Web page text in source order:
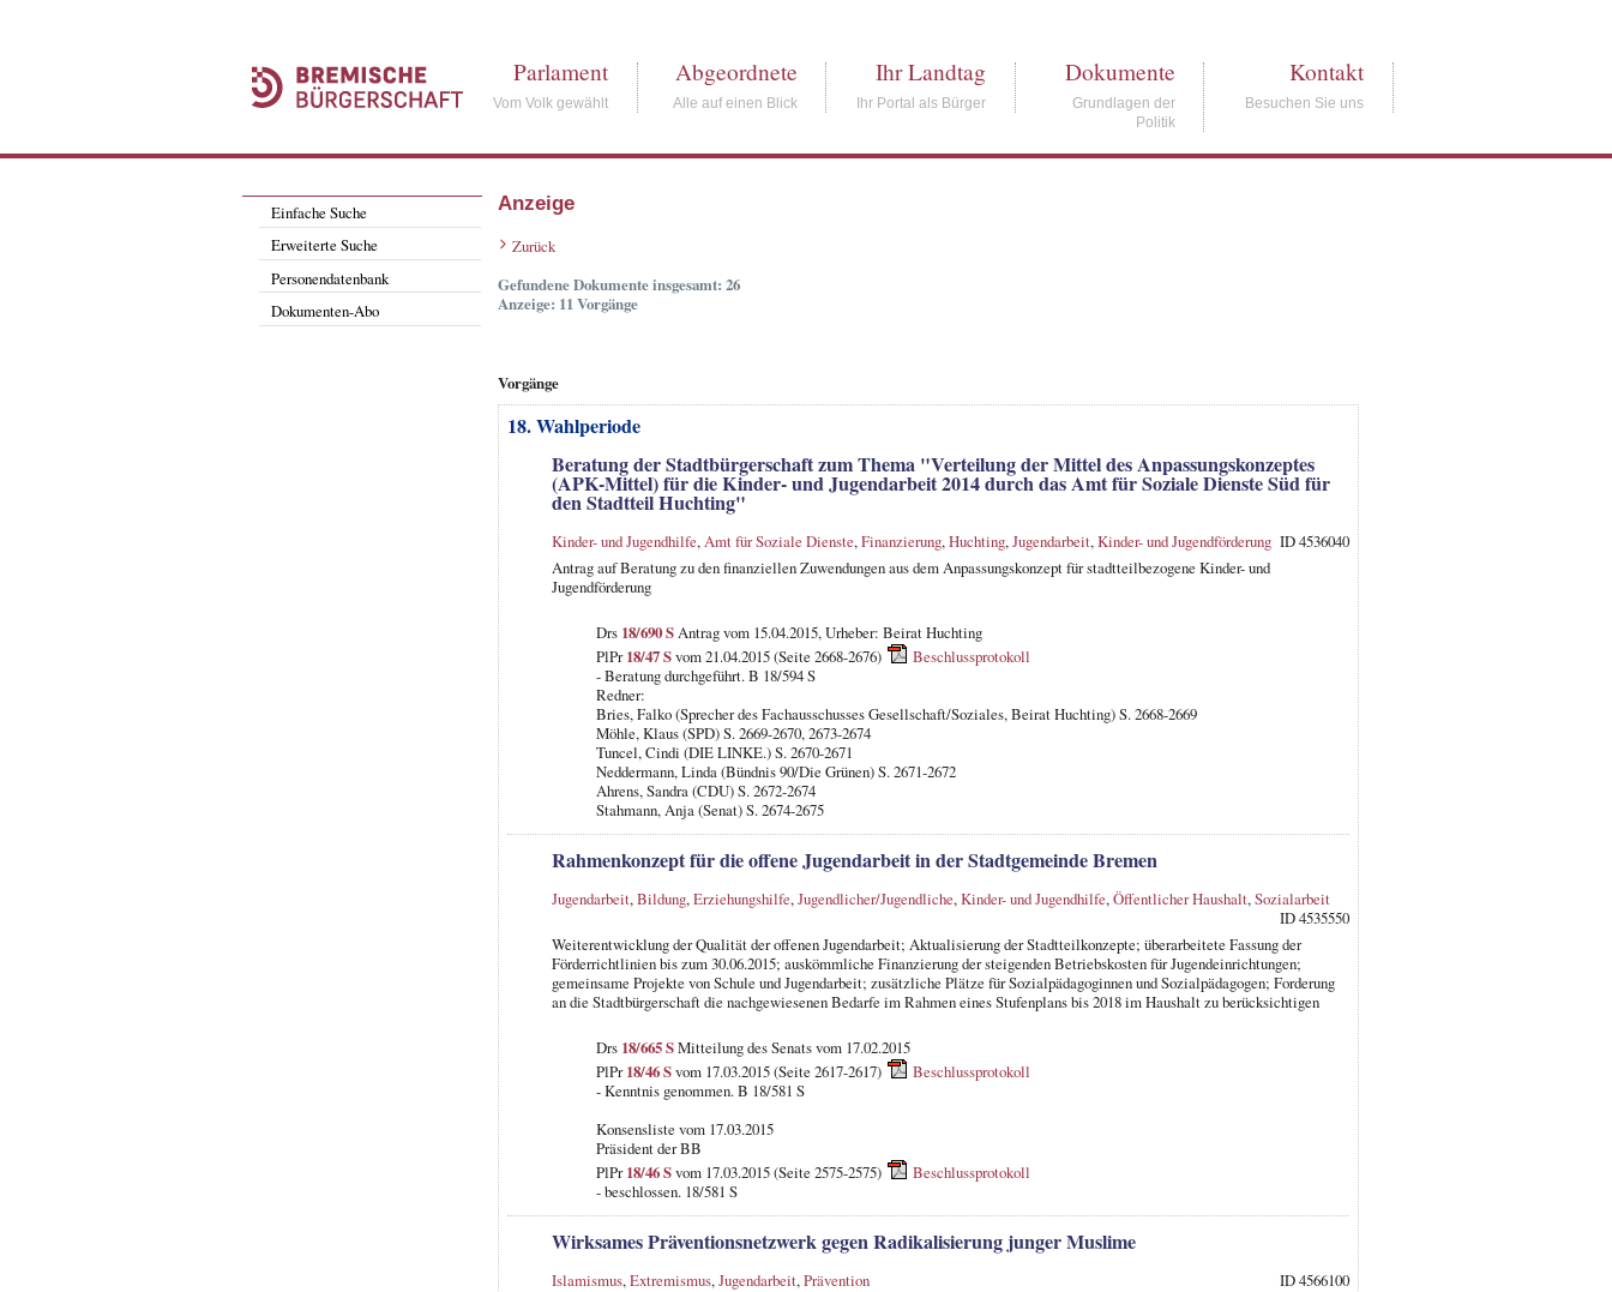
Parlament
Vom Volk gewählt
Abgeordnete
Alle auf einen Blick
Ihr Landtag
Ihr Portal als Bürger
Dokumente
Grundlagen der
Politik
Kontakt
Besuchen Sie uns
Einfache Suche
Erweiterte Suche
Personendatenbank
Dokumenten-Abo
Anzeige
Zurück
Gefundene Dokumente insgesamt: 26
Anzeige: 11 Vorgänge
Vorgänge
18. Wahlperiode
Beratung der Stadtbürgerschaft zum Thema "Verteilung der Mittel des Anpassungskonzeptes
(APK-Mittel) für die Kinder- und Jugendarbeit 2014 durch das Amt für Soziale Dienste Süd für
den Stadtteil Huchting"
Kinder- und Jugendhilfe,Amt für Soziale Dienste,Finanzierung,Huchting,Jugendarbeit,Kinder- und Jugendförderung ID 4536040
Antrag auf Beratung zu den finanziellen Zuwendungen aus dem Anpassungskonzept für stadtteilbezogene Kinder- und
Jugendförderung
Drs 18/690 SAntrag vom 15.04.2015, Urheber: Beirat Huchting
PlPr18/47 Svom 21.04.2015 (Seite 2668-2676)
Beschlussprotokoll
- Beratung durchgeführt. B 18/594 S
Redner:
Bries, Falko (Sprecher des Fachausschusses Gesellschaft/Soziales, Beirat Huchting) S. 2668-2669
Möhle, Klaus (SPD) S. 2669-2670, 2673-2674
Tuncel, Cindi (DIE LINKE.) S. 2670-2671
Neddermann, Linda (Bündnis 90/Die Grünen) S. 2671-2672
Ahrens, Sandra (CDU) S. 2672-2674
Stahmann, Anja (Senat) S. 2674-2675
Rahmenkonzept für die offene Jugendarbeit in der Stadtgemeinde Bremen
Jugendarbeit,Bildung,Erziehungshilfe,Jugendlicher/Jugendliche,Kinder- und Jugendhilfe,Öffentlicher Haushalt,Sozialarbeit
ID 4535550
Weiterentwicklung der Qualität der offenen Jugendarbeit; Aktualisierung der Stadtteilkonzepte; überarbeitete Fassung der
Förderrichtlinien bis zum 30.06.2015; auskömmliche Finanzierung der steigenden Betriebskosten für Jugendeinrichtungen;
gemeinsame Projekte von Schule und Jugendarbeit; zusätzliche Plätze für Sozialpädagoginnen und Sozialpädagogen; Forderung
an die Stadtbürgerschaft die nachgewiesenen Bedarfe im Rahmen eines Stufenplans bis 2018 im Haushalt zu berücksichtigen
Drs 18/665 SMitteilung des Senats vom 17.02.2015
PlPr18/46 Svom 17.03.2015 (Seite 2617-2617)
Beschlussprotokoll
- Kenntnis genommen. B 18/581 S
Konsensliste vom 17.03.2015
Präsident der BB
PlPr18/46 Svom 17.03.2015 (Seite 2575-2575)
Beschlussprotokoll
- beschlossen. 18/581 S
Wirksames Präventionsnetzwerk gegen Radikalisierung junger Muslime
Islamismus,Extremismus,Jugendarbeit,Prävention
ID 4566100